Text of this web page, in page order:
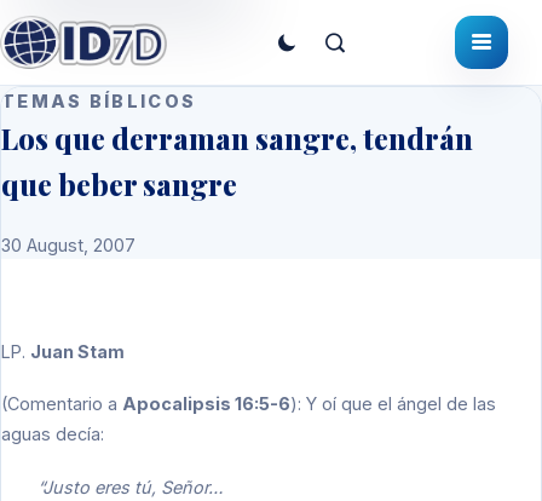
TEMAS BÍBLICOS
Los que derraman sangre, tendrán
que beber sangre
30 August, 2007
LP. Juan Stam
(Comentario a Apocalipsis 16:5-6): Y oí que el ángel de las
aguas decía:
“Justo eres tú, Señor…